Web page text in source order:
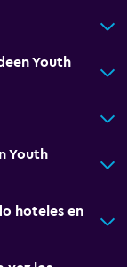
Youth
Youth
hoteles en